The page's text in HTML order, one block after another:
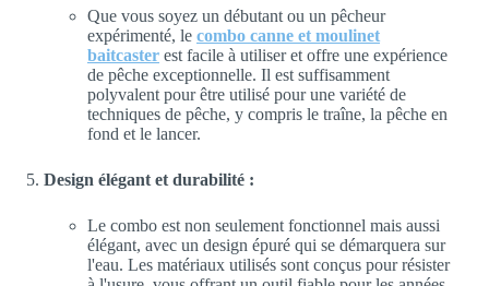
Que vous soyez un débutant ou un pêcheur
expérimenté, le combo canne et moulinet
baitcaster est facile à utiliser et offre une expérience
de pêche exceptionnelle. Il est suffisamment
polyvalent pour être utilisé pour une variété de
techniques de pêche, y compris le traîne, la pêche en
fond et le lancer.
Design élégant et durabilité :
Le combo est non seulement fonctionnel mais aussi
élégant, avec un design épuré qui se démarquera sur
l'eau. Les matériaux utilisés sont conçus pour résister